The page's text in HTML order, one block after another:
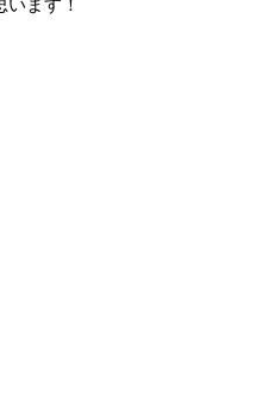
ます！